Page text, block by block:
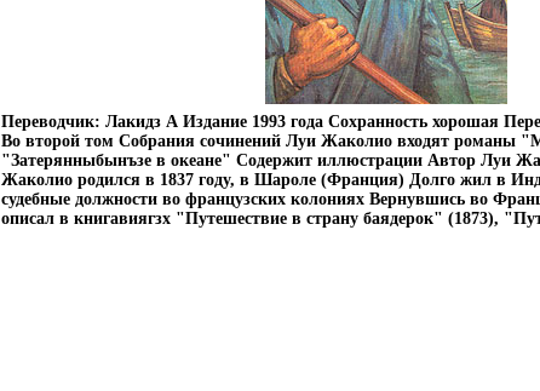
Переводчик: Лакидз А Издание 1993 года Сохранность хорошая
Во второй том Собрания сочинений Луи Жаколио входят романы
"Затерянныбынъзе в океане" Содержит иллюстрации Автор Луи
Жаколио родился в 1837 году, в Шароле (Франция) Долго жил в
судебные должности во французских колониях Вернувшись во
описал в книгавиягзх "Путешествие в страну баядерок" (1873),